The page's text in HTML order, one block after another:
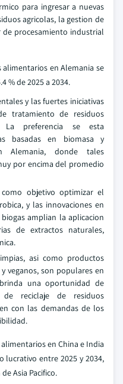
para ingresar a nuevas
agricolas, la gestion de
procesamiento industrial
alimentarios en Alemania se
% de 2025 a 2034.
y las fuertes iniciativas
tratamiento de residuos
La preferencia se esta
basadas en biomasa y
Alemania, donde tales
por encima del promedio
objetivo optimizar el
y las innovaciones en
amplian la aplicacion
de extractos naturales,
asi como productos
veganos, son populares en
una oportunidad de
reciclaje de residuos
con las demandas de los
en China e India
lucrativo entre 2025 y 2034,
Asia Pacifico.